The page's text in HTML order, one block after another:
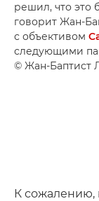
решил, что это
говорит Жан-
с объективом
следующими
© Жан-Баптист
К сожалению,